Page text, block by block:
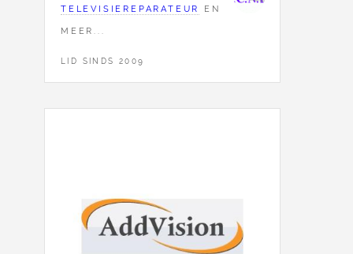
TELEVISIEREPARATEUR
EN
MEER...
LID SINDS 2009